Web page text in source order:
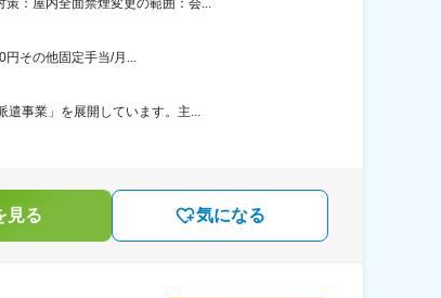
：屋内全面禁煙変更の範囲：会...
その他固定手当/月...
遣事業」を展開しています。主...
見る 気になる